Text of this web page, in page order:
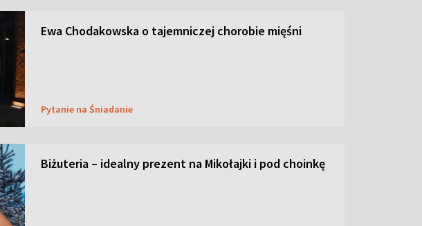
Ewa Chodakowska o tajemniczej chorobie mięśni
Pytanie na Śniadanie
Biżuteria – idealny prezent na Mikołajki i pod choinkę